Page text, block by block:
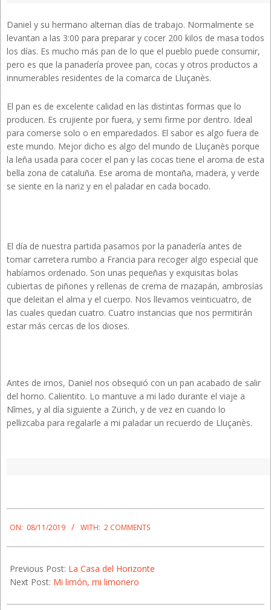
Daniel y su hermano alternan días de trabajo. Normalmente se
levantan a las 3:00 para preparar y cocer 200 kilos de masa todos
los días. Es mucho más pan de lo que el pueblo puede consumir,
pero es que la panadería provee pan, cocas y otros productos a
innumerables residentes de la comarca de Lluçanès.
El pan es de excelente calidad en las distintas formas que lo
producen. Es crujiente por fuera, y semi firme por dentro. Ideal
para comerse solo o en emparedados. El sabor es algo fuera de
este mundo. Mejor dicho es algo del mundo de Lluçanès porque
la leña usada para cocer el pan y las cocas tiene el aroma de esta
bella zona de cataluña. Ese aroma de montaña, madera, y verde
se siente en la nariz y en el paladar en cada bocado.
El día de nuestra partida pasamos por la panadería antes de
tomar carretera rumbo a Francia para recoger algo especial que
habíamos ordenado. Son unas pequeñas y exquisitas bolas
cubiertas de piñones y rellenas de crema de mazapán, ambrosías
que deleitan el alma y el cuerpo. Nos llevamos veinticuatro, de
las cuales quedan cuatro. Cuatro instancias que nos permitirán
estar más cercas de los dioses.
Antes de irnos, Daniel nos obsequió con un pan acabado de salir
del horno. Calientito. Lo mantuve a mi lado durante el viaje a
Nîmes, y al día siguiente a Zürich, y de vez en cuando lo
pellizcaba para regalarle a mi paladar un recuerdo de Lluçanès.
11-
ON: 08/11/2019 WITH: 2 COMMENTS
Previous Post: La Casa del Horizonte
Next Post: Mi limón, mi limonero